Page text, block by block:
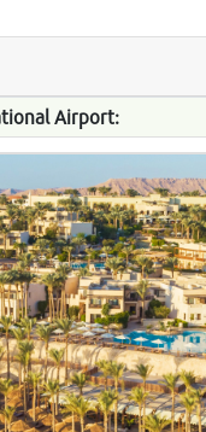
Airport: